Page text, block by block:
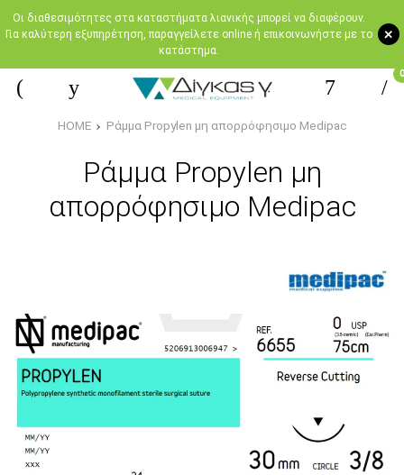
+
Oι διαθεσιμότητες στα καταστήματα λιανικής μπορεί να διαφέρουν.
Για καλύτερη εξυπηρέτηση, παραγγείλετε online ή επικοινωνήστε με το
κατάστημα.
0
HOME Ράμμα Propylen μη απορρόφησιμο Medipac
Ράμμα Propylen μη
απορρόφησιμο Medipac